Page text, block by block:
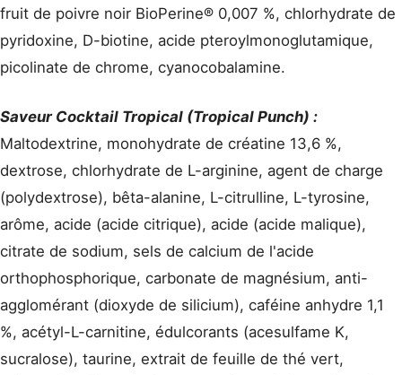
fruit de poivre noir BioPerine® 0,007 %, chlorhydrate de
pyridoxine, D-biotine, acide pteroylmonoglutamique,
picolinate de chrome, cyanocobalamine.
Saveur Cocktail Tropical (Tropical Punch) :
Maltodextrine, monohydrate de créatine 13,6 %,
dextrose, chlorhydrate de L-arginine, agent de charge
(polydextrose), bêta-alanine, L-citrulline, L-tyrosine,
arôme, acide (acide citrique), acide (acide malique),
citrate de sodium, sels de calcium de l'acide
orthophosphorique, carbonate de magnésium, anti-
agglomérant (dioxyde de silicium), caféine anhydre 1,1
%, acétyl-L-carnitine, édulcorants (acesulfame K,
sucralose), taurine, extrait de feuille de thé vert,